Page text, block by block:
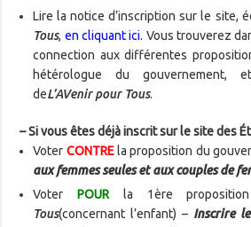
Lire la notice d’inscription sur le site,
Tous, en cliquant ici. Vous trouverez
connection aux différentes
hétérologue du gouvernement,
deL’AVenir pour Tous.
– Si vous êtes déjà inscrit sur le site des
Voter CONTREla proposition du
aux femmes seules et aux couples de
VoterPOUR la 1ère
Tous(concernant l’enfant) – Inscrire